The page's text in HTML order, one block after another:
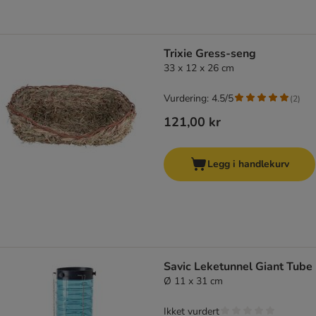
Trixie Gress-seng
33 x 12 x 26 cm
121,00 kr
Vurdering: 4.5/5 (2)
Legg i handlekurv
Savic Leketunnel Giant Tube
Ø 11 x 31 cm
Ikket vurdert